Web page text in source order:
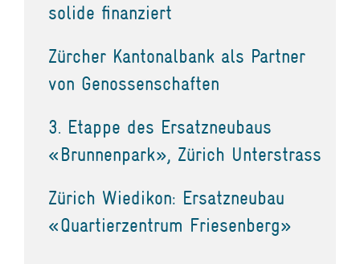
solide finanziert
Zürcher Kantonalbank als Partner
von Genossenschaften
3. Etappe des Ersatzneubaus
«Brunnenpark», Zürich Unterstrass
Zürich Wiedikon: Ersatzneubau
«Quartierzentrum Friesenberg»